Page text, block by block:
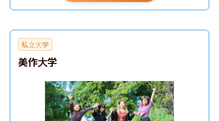
私立大学
美作大学